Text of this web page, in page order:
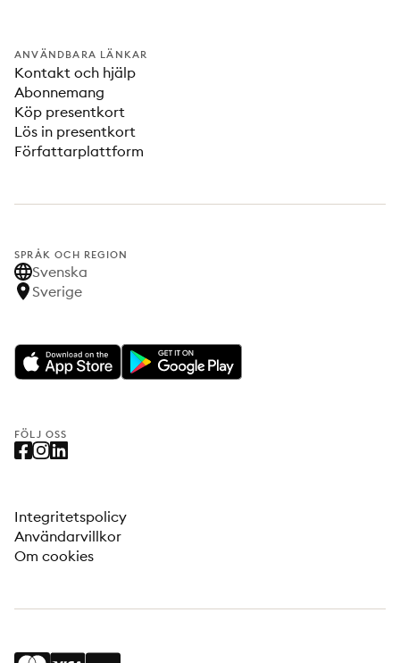
ANVÄNDBARA LÄNKAR
Kontakt och hjälp
Abonnemang
Köp presentkort
Lös in presentkort
Författarplattform
SPRÅK OCH REGION
Svenska
Sverige
FÖLJ OSS
Integritetspolicy
Användarvillkor
Om cookies